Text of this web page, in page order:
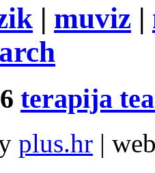
| muviz |
terapija
plus.hr |